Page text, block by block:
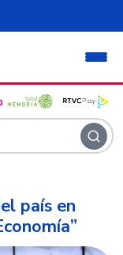
país en